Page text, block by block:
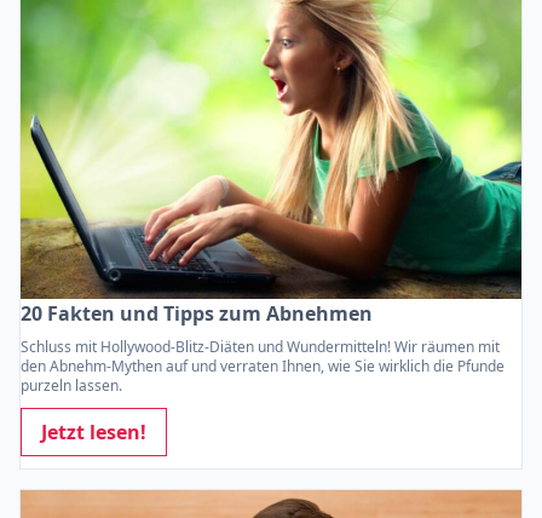
20 Fakten und Tipps zum Abnehmen
Schluss mit Hollywood-Blitz-Diäten und Wundermitteln! Wir räumen mit
den Abnehm-Mythen auf und verraten Ihnen, wie Sie wirklich die Pfunde
purzeln lassen.
Jetzt lesen!